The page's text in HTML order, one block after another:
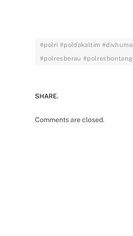
#polri #poldakaltim
#polresberau
SHARE.
Comments are closed.